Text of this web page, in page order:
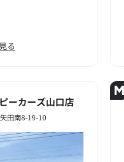
る
ーカーズ山口店
田南8-19-10